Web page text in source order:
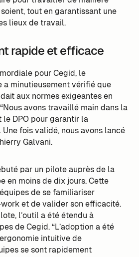
tout en garantissant une
lieux de travail.
rapide et efficace
pour Cegid, le
minutieusement vérifié que
aux normes exigeantes en
avons travaillé main dans la
le DPO pour garantir la
fois validé, nous avons lancé
Galvani.
par un pilote auprès de la
en moins de dix jours. Cette
de se familiariser
et de valider son efficacité.
l’outil a été étendu à
de Cegid. “L’adoption a été
intuitive de
se sont rapidement